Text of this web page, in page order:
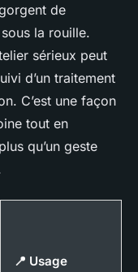
de
la rouille.
sérieux peut
d’un traitement
C’est une façon
tout en
qu’un geste
📍 Usage